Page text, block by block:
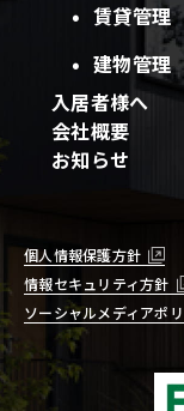
賃貸管理
建物管理
入居者様へ
会社概要
お知らせ
個人情報保護方針
ソーシャルメディアポ
情報セキュリティ方針